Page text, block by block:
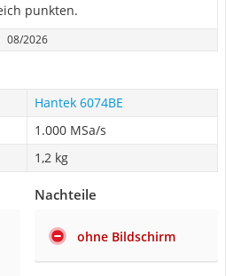
punkten.
08/2026
Hantek 6074BE
1.000 MSa/s
1,2 kg
Nachteile
ohne Bildschirm